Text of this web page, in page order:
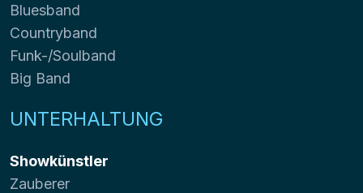
Bluesband
Countryband
Funk-/Soulband
Big Band
UNTERHALTUNG
Showkünstler
Zauberer